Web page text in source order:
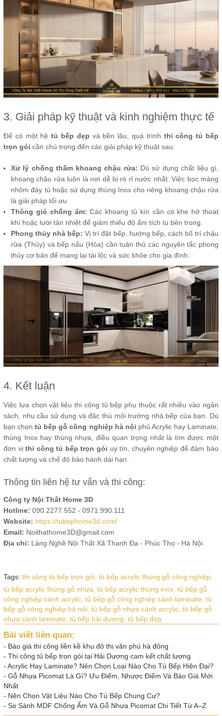
3. Giải pháp kỹ thuật và kinh nghiệm thực tế
Để có một hệtủ bếp đẹp và bền lâu, quá trình thi công tủ bếp
trọn gói cần chú trọng đến các giải pháp kỹ thuật sau:
Xử lý chống thấm khoang chậu rửa: Dù sử dụng chất liệu gì,
khoang chậu rửa luôn là nơi dễ bị rò rỉ nước nhất. Việc bọc màng
nhôm đáy tủ hoặc sử dụng thùng Inox cho riêng khoang chậu rửa
là giải pháp tối ưu.
Thông gió chống ẩm: Các khoang tủ kín cần có khe hở thoát
khí hoặc lưới tản nhiệt để giảm thiểu độ ẩm tích tụ bên trong.
Phong thủy nhà bếp: Vị trí đặt bếp, hướng bếp, cách bố trí chậu
rửa (Thủy) và bếp nấu (Hỏa) cần tuân thủ các nguyên tắc phong
thủy cơ bản để mang lại tài lộc và sức khỏe cho gia đình.
4. Kết luận
Việc lựa chọn vật liệu thi công tủ bếp phụ thuộc rất nhiều vào ngân
sách, nhu cầu sử dụng và đặc thù môi trường nhà bếp của bạn. Dù
bạn chọntủ bếp gỗ công nghiệp hà nội phủ Acrylic hay Laminate,
thùng Inox hay thùng nhựa, điều quan trọng nhất là tìm được một
đơn vịthi công tủ bếp trọn gói uy tín, chuyên nghiệp để đảm bảo
chất lượng và chế độ bảo hành dài hạn.
Thông tin liên hệ tư vấn và thi công:
Công ty Nội Thất Home 3D
Hotline: 090.2277.552 - 0971.990.111
Website: https://tubephome3d.com/
Email: Noithathome3D@gmail.com
Địa chỉ: Làng Nghề Nội Thất Xã Thanh Đa - Phúc Thọ - Hà Nội
Tags: thi công tủ bếp trọn gói, tủ bếp acrylic thùng gỗ công nghiệp,
tủ bếp acrylic thùng gỗ nhựa, tủ bếp acrylic thùng inox, tủ bếp gỗ
công nghiệp cánh acrylic, tủ bếp gỗ công nghiệp cánh laminate, tủ
bếp gỗ công nghiệp hà nội, tủ bếp gỗ nhựa cánh acrylic, tủ bếp gỗ
nhựa cánh laminate, tủ bếp hải dương, tủ bếp đẹp
Bài viết liên quan:
- Báo giá thi công liền kề khu đô thị văn phú hà đông
- Thi công tủ bếp trọn gói tại Hải Dương cam kết chất lượng
- Acrylic Hay Laminate? Nên Chọn Loại Nào Cho Tủ Bếp Hiện Đại?
- Gỗ Nhựa Picomat Là Gì? Ưu Điểm, Nhược Điểm Và Báo Giá Mới
Nhất
- Nên Chọn Vật Liệu Nào Cho Tủ Bếp Chung Cư?
- So Sánh MDF Chống Ẩm Và Gỗ Nhựa Picomat Chi Tiết Từ A–Z